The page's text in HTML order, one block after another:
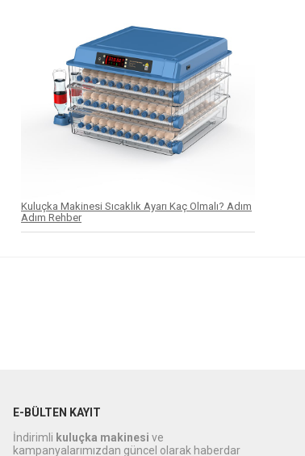
Kuluçka Makinesi Sıcaklık Ayarı Kaç Olmalı? Adım
Adım Rehber
E-BÜLTEN KAYIT
İndirimli kuluçka makinesi ve
kampanyalarımızdan güncel olarak haberdar